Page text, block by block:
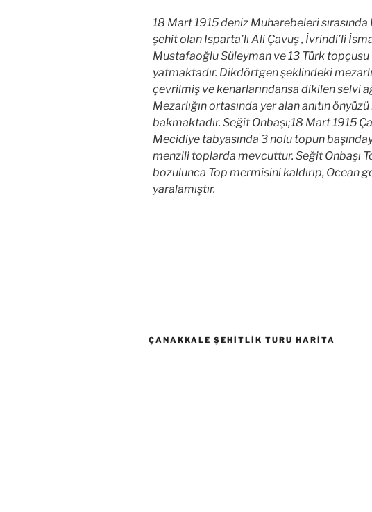
18 Mart 1915 deniz Muharebeleri
şehit olan Isparta’lı Ali Çavuş , İvrindi’li
Mustafaoğlu Süleyman ve 13 Türk topçusu
yatmaktadır. Dikdörtgen şeklindeki
çevrilmiş ve kenarlarındansa dikilen selvi
Mezarlığın ortasında yer alan anıtın
bakmaktadır. Seğit Onbaşı;18 Mart 1915
Mecidiye tabyasında 3 nolu topun
menzili toplarda mevcuttur. Seğit Onbaşı
bozulunca Top mermisini kaldırıp, Ocean
yaralamıştır.
ÇANAKKALE ŞEHITLIK TURU HARITA